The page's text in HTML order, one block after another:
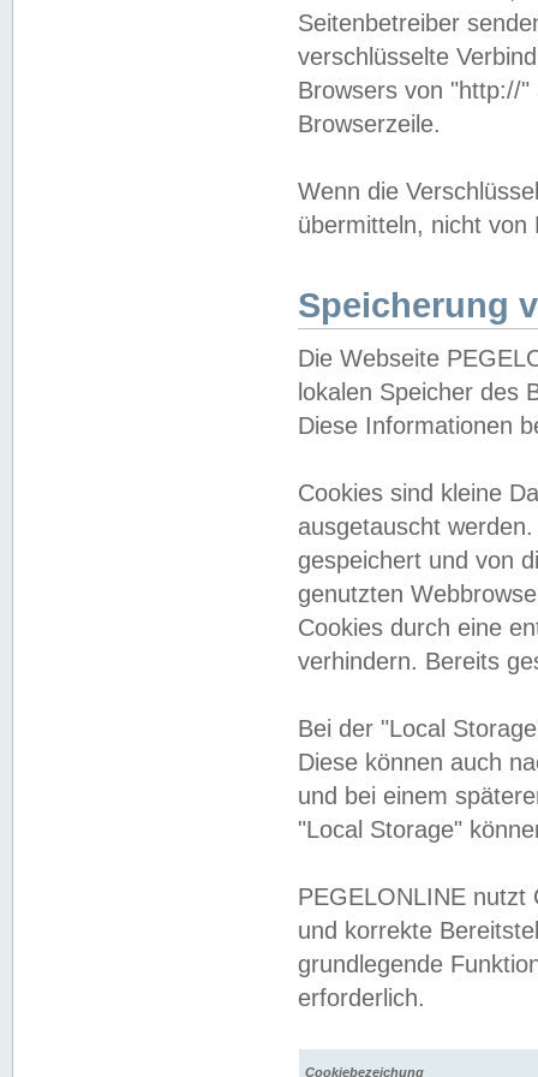
Seitenbetreiber
verschlüsselte
Browsers von "http://
Browserzeile.
Wenn die
übermitteln, nicht von
Speicherung
Die Webseite
lokalen Speicher des
Diese Informationen
Cookies sind kleine
ausgetauscht
gespeichert und von
genutzten
Cookies durch eine
verhindern. Bereits
Bei der "Local
Diese können auch
und bei einem
"Local Storage"
PEGELONLINE nutzt
und korrekte
grundlegende
erforderlich.
Cookiebezeichung